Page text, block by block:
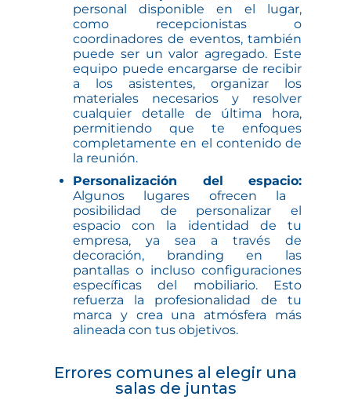
personal disponible en el lugar,
como recepcionistas o
coordinadores de eventos, también
puede ser un valor agregado. Este
equipo puede encargarse de recibir
a los asistentes, organizar los
materiales necesarios y resolver
cualquier detalle de última hora,
permitiendo que te enfoques
completamente en el contenido de
la reunión.
Personalización del espacio:
Algunos lugares ofrecen la
posibilidad de personalizar el
espacio con la identidad de tu
empresa, ya sea a través de
decoración, branding en las
pantallas o incluso configuraciones
específicas del mobiliario. Esto
refuerza la profesionalidad de tu
marca y crea una atmósfera más
alineada con tus objetivos.
Errores comunes al elegir una
salas de juntas